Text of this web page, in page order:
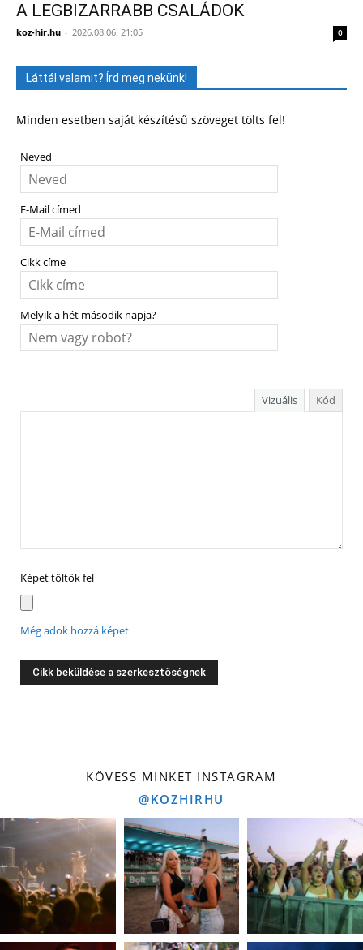
A LEGBIZARRABB CSALÁDOK
koz-hir.hu - 2026.08.06. 21:05 0
Láttál valamit? Írd meg nekünk!
Minden esetben saját készítésű szöveget tölts fel!
Neved
E-Mail címed
Cikk címe
Melyik a hét második napja?
Vizuális Kód
Képet töltök fel
Még adok hozzá képet
KÖVESS MINKET INSTAGRAM
@KOZHIRHU